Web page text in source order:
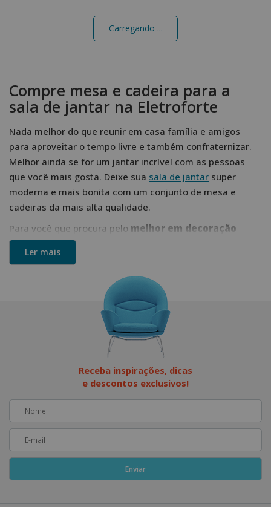
Carregando ...
Compre mesa e cadeira para a
sala de jantar na Eletroforte
Nada melhor do que reunir em casa família e amigos
para aproveitar o tempo livre e também confraternizar.
Melhor ainda se for um jantar incrível com as pessoas
que você mais gosta. Deixe sua sala de jantar super
moderna e mais bonita com um conjunto de mesa e
cadeiras da mais alta qualidade.
Para você que procura pelo melhor em decoração
funcional para seu espaço
disponibilizamos o melhor em mesas e cadeiras com
estilo rústico, moderno ou minimalista, além de diversos
modelos, cores e formatos com preços excelentes.
Confira nossas ofertas e aproveite!
Cadeiras estilo retrô e minimalistas
A escolha das cadeiras para a sala de jantar precisa ser
feita pensando sempre tanto na decoração, quanto no
espaço disponível da sala de janta e também em sua
principal funcionalidade, a de se sentar.
Sabendo disso, em nossa loja, você encontramodelos
com o máximo de conforto e ergonomia na medida
certae com encosto até a altura dos ombros. Os
modelos também oferecem estofado, tecidos e estrutura
em madeira super resistentes.
Uma característica interessante de nossos modelos são
Ler mais
Receba inspirações, dicas
e descontos exclusivos!